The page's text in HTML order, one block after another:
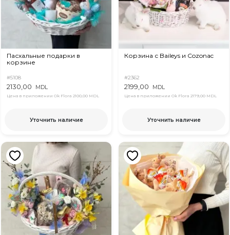
Пасхальные подарки в
корзине
#5108
2130,00 MDL
Цена в приложении Ok Flora 2100,00 MDL
Уточнить наличие
Корзина с Baileys и Cozonac
#2362
2199,00 MDL
Цена в приложении Ok Flora 2179,00 MDL
Уточнить наличие